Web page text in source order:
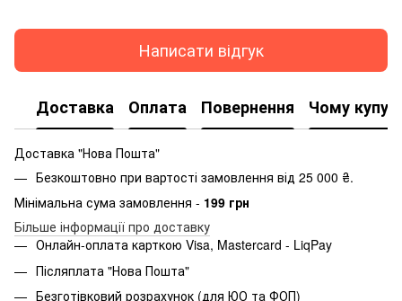
Написати відгук
Доставка Оплата Повернення Чому
Доставка "Нова Пошта"
Безкоштовно при вартості замовлення від 25 000 ₴.
Мінімальна сума замовлення - 199 грн
Більше інформації про доставку
Онлайн-оплата карткою Visa, Mastercard - LiqPay
Післяплата "Нова Пошта"
Безготівковий розрахунок (для ЮО та ФОП)